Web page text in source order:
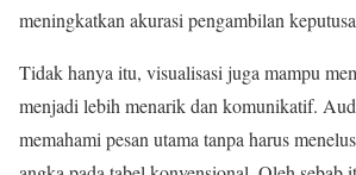
meningkatkan akurasi pengambilan
Tidak hanya itu, visualisasi juga mampu
menjadi lebih menarik dan komunikatif.
memahami pesan utama tanpa harus